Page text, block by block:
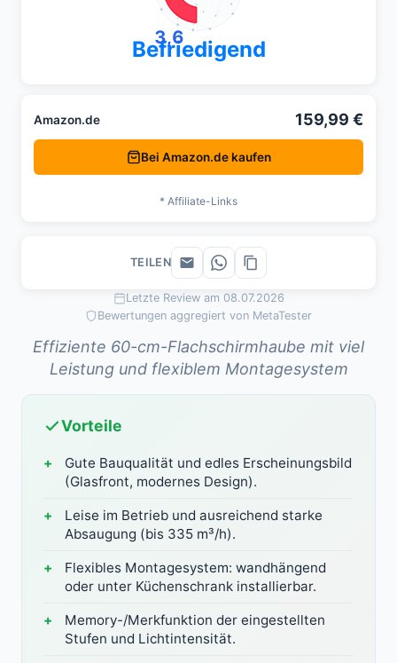
Letzte Review am 08.07.2026
Bewertungen aggregiert von MetaTester
Effiziente 60-cm-Flachschirmhaube mit viel
Leistung und flexiblem Montagesystem
Vorteile
Gute Bauqualität und edles Erscheinungsbild
(Glasfront, modernes Design).
Leise im Betrieb und ausreichend starke
Absaugung (bis 335 m³/h).
Flexibles Montagesystem: wandhängend
oder unter Küchenschrank installierbar.
Memory-/Merkfunktion der eingestellten
Stufen und Lichtintensität.
3,6
Befriedigend
Amazon.de 159,99 €
Bei Amazon.de kaufen
* Affiliate-Links
TEILEN